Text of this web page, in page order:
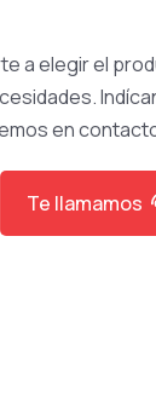
a elegir el
en
Te llamamos